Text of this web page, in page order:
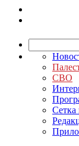
СВО
Сетка